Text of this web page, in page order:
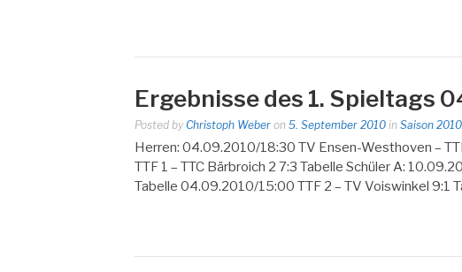
Ergebnisse des 1. Spieltags
Posted by Christoph Weber on 5. September 2010 in Saison
Herren: 04.09.2010/18:30 TV Ensen-Westhoven –
TTF 1 – TTC Bärbroich 2 7:3 Tabelle Schüler A:
Tabelle 04.09.2010/15:00 TTF 2 – TV Voiswinkel 9:1